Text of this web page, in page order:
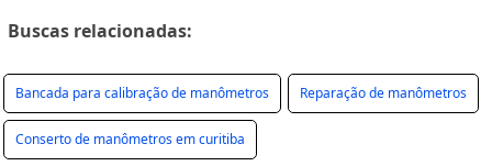
Buscas relacionadas:
Bancada para calibração de manômetros Reparação de manômetros
Conserto de manômetros em curitiba